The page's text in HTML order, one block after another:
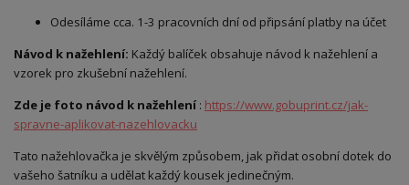
Odesíláme cca. 1-3 pracovních dní od připsání platby na účet
Návod k nažehlení: Každý balíček obsahuje návod k nažehlení a
vzorek pro zkušební nažehlení.
Zde je foto návod k nažehlení: https://www.gobuprint.cz/jak-
spravne-aplikovat-nazehlovacku
Tato nažehlovačka je skvělým způsobem, jak přidat osobní dotek do
vašeho šatníku a udělat každý kousek jedinečným.